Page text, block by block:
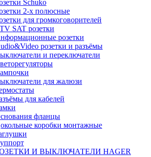
Schuko
2-х полюсные
для громкоговорителей
SAT розетки
розетки
розетки и разъёмы
и переключатели
для жалюзи
для кабелей
фланцы
коробки монтажные
И ВЫКЛЮЧАТЕЛИ HAGER